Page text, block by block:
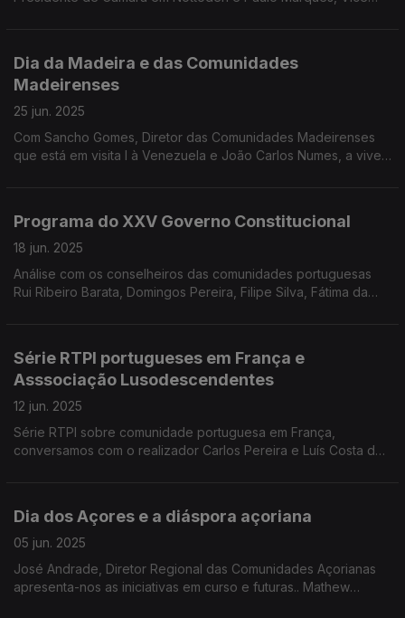
Dia da Madeira e das Comunidades
Madeirenses
25 jun. 2025
Com Sancho Gomes, Diretor das Comunidades Madeirenses
que está em visita l à Venezuela e João Carlos Numes, a viver
Programa do XXV Governo Constitucional
18 jun. 2025
Análise com os conselheiros das comunidades portuguesas
Rui Ribeiro Barata, Domingos Pereira, Filipe Silva, Fátima da
Série RTPI portugueses em França e
Asssociação Lusodescendentes
12 jun. 2025
Série RTPI sobre comunidade portuguesa em França,
conversamos com o realizador Carlos Pereira e Luís Costa da
Dia dos Açores e a diáspora açoriana
05 jun. 2025
José Andrade, Diretor Regional das Comunidades Açorianas
apresenta-nos as iniciativas em curso e futuras.. Mathew